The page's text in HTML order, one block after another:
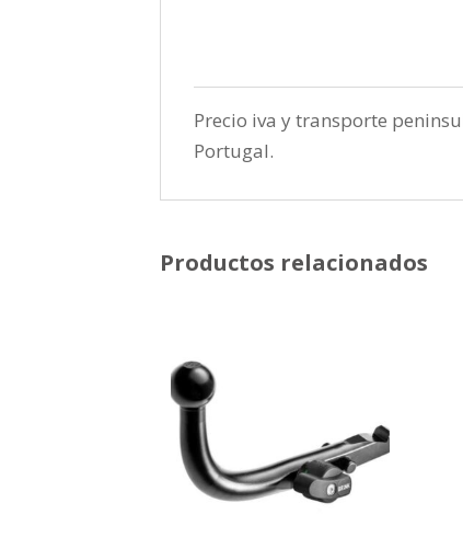
Precio iva y transporte
Portugal.
Productos relacionados